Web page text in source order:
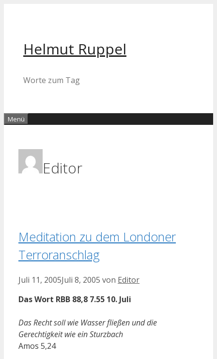
Helmut Ruppel
Worte zum Tag
Menü
Editor
Meditation zu dem Londoner
Terroranschlag
Juli 11, 2005Juli 8, 2005 von Editor
Das Wort RBB 88,8 7.55 10. Juli
Das Recht soll wie Wasser fließen und die
Gerechtigkeit wie ein Sturzbach
Amos 5,24